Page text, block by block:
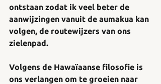
ontstaan zodat ik veel beter de
aanwijzingen vanuit de aumakua kan
volgen, de routewijzers van ons
zielenpad.
Volgens de Hawaïaanse filosofie is
ons verlangen om te groeien naar